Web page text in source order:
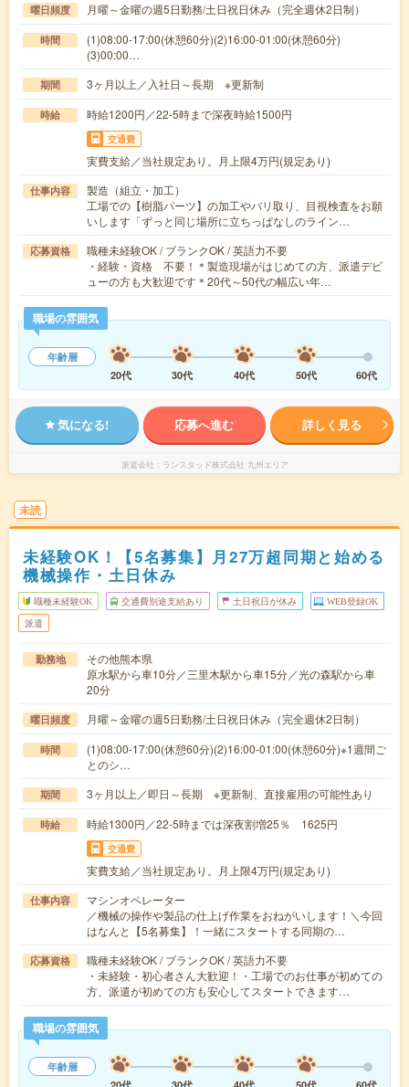
曜日頻度 月曜～金曜の週5日勤務/土日祝日休み（完全週休2日制）
時間
(1)08:00-17:00(休憩60分)(2)16:00-01:00(休憩60分)
(3)00:00…
期間 3ヶ月以上／入社日～長期 ※更新制
時給 時給1200円／22-5時まで深夜時給1500円
交通費
実費支給／当社規定あり。月上限4万円(規定あり)
仕事内容
製造（組立・加工）
工場での【樹脂パーツ】の加工やバリ取り、目視検査をお願
いします「ずっと同じ場所に立ちっぱなしのライン…
応募資格
職種未経験OK / ブランクOK / 英語力不要
・経験・資格 不要！＊製造現場がはじめての方、派遣デビ
ューの方も大歓迎です＊20代～50代の幅広い年…
職場の雰囲気
年齢層
20代
30代 40代 50代 60代
気になる! 応募へ進む 詳しく見る
派遣会社 ランスタッド株式会社 九州エリア
未読
未経験OK！【5名募集】月27万超同期と始める
機械操作・土日休み
職種未経験OK 交通費別途支給あり 土日祝日が休み WEB登録OK
派遣
勤務地
その他熊本県
原水駅から車10分／三里木駅から車15分／光の森駅から車
20分
曜日頻度 月曜～金曜の週5日勤務/土日祝日休み（完全週休2日制）
時間
(1)08:00-17:00(休憩60分)(2)16:00-01:00(休憩60分)※1週間ご
とのシ…
期間 3ヶ月以上／即日～長期 ※更新制、直接雇用の可能性あり
時給 時給1300円／22-5時までは深夜割増25％ 1625円
交通費
実費支給／当社規定あり。月上限4万円(規定あり)
仕事内容
マシンオペレーター
／機械の操作や製品の仕上げ作業をおねがいします！＼今回
はなんと【5名募集】！一緒にスタートする同期の…
応募資格
職種未経験OK / ブランクOK / 英語力不要
・未経験・初心者さん大歓迎！・工場でのお仕事が初めての
方、派遣が初めての方も安心してスタートできます…
職場の雰囲気
年齢層